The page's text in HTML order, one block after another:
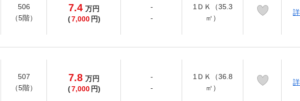
506
（5階）
7.4 万円
(7,000 円)
-
-
1ＤＫ（35.3
㎡）
507
（5階）
7.8 万円
(7,000 円)
-
-
1ＤＫ（36.8
㎡）